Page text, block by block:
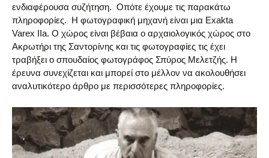
ενδιαφέρουσα συζήτηση. Οπότε έχουμε τις παρακάτω
πληροφορίες. Η φωτογραφική μηχανή είναι μια Exakta
Varex IIa. Ο χώρος είναι βέβαια ο αρχαιολογικός χώρος στο
Ακρωτήρι της Σαντορίνης και τις φωτογραφίες τις έχει
τραβήξει ο σπουδαίος φωτογράφος Σπύρος Μελετζής. Η
έρευνα συνεχίζεται και μπορεί στο μέλλον να ακολουθήσει
αναλυτικότερο άρθρο με περισσότερες πληροφορίες.